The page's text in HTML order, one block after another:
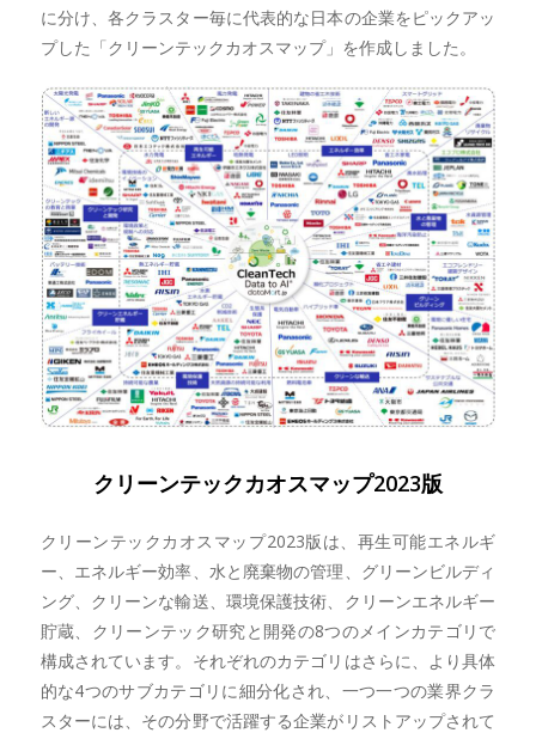
に分け、各クラスター毎に代表的な日本の企業をピックアッ
プした「クリーンテックカオスマップ」を作成しました。
クリーンテックカオスマップ2023版
クリーンテックカオスマップ2023版は、再生可能エネルギ
ー、エネルギー効率、水と廃棄物の管理、グリーンビルディ
ング、クリーンな輸送、環境保護技術、クリーンエネルギー
貯蔵、クリーンテック研究と開発の8つのメインカテゴリで
構成されています。それぞれのカテゴリはさらに、より具体
的な4つのサブカテゴリに細分化され、一つ一つの業界クラ
スターには、その分野で活躍する企業がリストアップされて